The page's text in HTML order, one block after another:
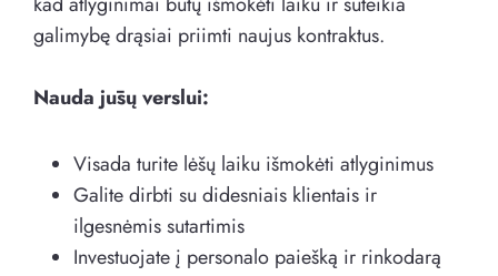
galimybę drąsiai priimti naujus kontraktus.
Nauda jūsų verslui:
Visada turite lėšų laiku išmokėti atlyginimus
Galite dirbti su didesniais klientais ir
ilgesnėmis sutartimis
Investuojate į personalo paiešką ir rinkodarą